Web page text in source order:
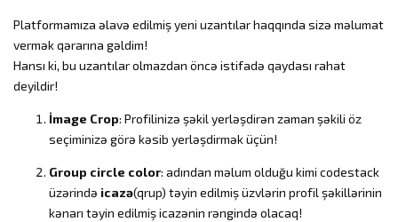
Platformamıza əlavə edilmiş yeni uzantılar haqqında sizə məlumat
vermək qərarına gəldim!
Hansı ki, bu uzantılar olmazdan öncə istifadə qaydası rahat
deyildir!
İmage Crop: Profilinizə şəkil yerləşdirən zaman şəkili öz
seçiminizə görə kəsib yerləşdirmək üçün!
Group circle color: adından məlum olduğu kimi codestack
üzərində icazə(qrup) təyin edilmiş üzvlərin profil şəkillərinin
kənarı təyin edilmiş icazənin rəngində olacaq!